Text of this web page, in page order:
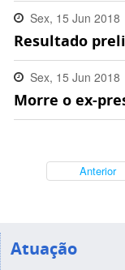
Sex, 15 Jun 2018
17:44:00 -0300
Resultado
Sex, 15 Jun 2018
15:51:00 -0300
Morre o ex-
Anterior
Atuação